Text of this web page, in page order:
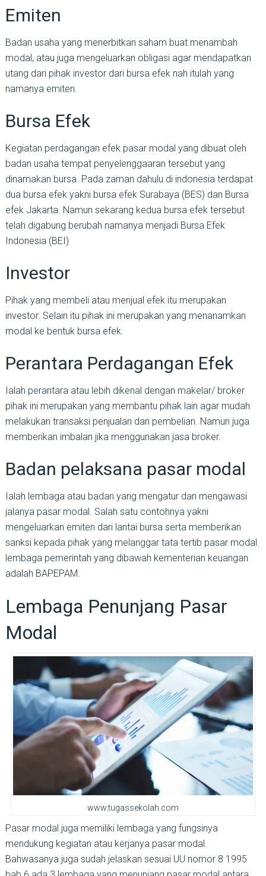
Emiten
Badan usaha yang menerbitkan saham buat menambah
modal, atau juga mengeluarkan obligasi agar mendapatkan
utang dari pihak investor dari bursa efek nah itulah yang
namanya emiten.
Bursa Efek
Kegiatan perdagangan efek pasar modal yang dibuat oleh
badan usaha tempat penyelenggaaran tersebut yang
dinamakan bursa. Pada zaman dahulu di indonesia terdapat
dua bursa efek yakni bursa efek Surabaya (BES) dan Bursa
efek Jakarta. Namun sekarang kedua bursa efek tersebut
telah digabung berubah namanya menjadi Bursa Efek
Indonesia (BEI)
Investor
Pihak yang membeli atau menjual efek itu merupakan
investor. Selain itu pihak ini merupakan yang menanamkan
modal ke bentuk bursa efek.
Perantara Perdagangan Efek
Ialah perantara atau lebih dikenal dengan makelar/ broker
pihak ini merupakan yang membantu pihak lain agar mudah
melakukan transaksi penjualan dan pembelian. Namun juga
memberikan imbalan jika menggunakan jasa broker.
Badan pelaksana pasar modal
Ialah lembaga atau badan yang mengatur dan mengawasi
jalanya pasar modal. Salah satu contohnya yakni
mengeluarkan emiten dari lantai bursa serta memberikan
sanksi kepada pihak yang melanggar tata tertib pasar modal.
lembaga pemerintah yang dibawah kementerian keuangan
adalah BAPEPAM.
Lembaga Penunjang Pasar
Modal
www.tugassekolah.com
Pasar modal juga memiliki lembaga yang fungsinya
mendukung kegiatan atau kerjanya pasar modal.
Bahwasanya juga sudah jelaskan sesuai UU nomor 8 1995